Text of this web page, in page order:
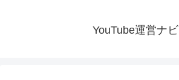
YouTube運営ナビ